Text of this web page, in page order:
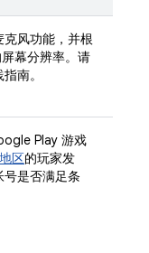
风功能，并根
幕分辨率。请
南。
Play 游戏
区的玩家发
是否满足条